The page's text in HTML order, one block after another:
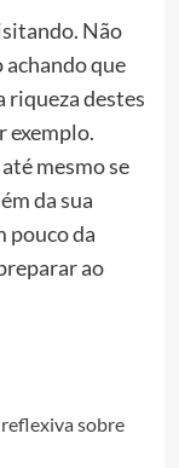
Não
achando que
riqueza destes
exemplo.
mesmo se
da sua
pouco da
ao
sobre